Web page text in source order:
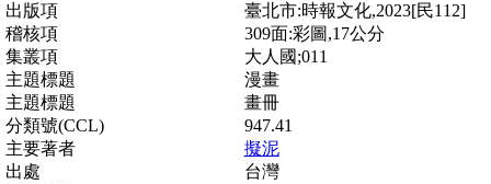
出版項
臺北市:時報文化,2023[民112]
稽核項
309面:彩圖,17公分
集叢項
大人國;011
主題標題
漫畫
主題標題
畫冊
分類號(CCL)
947.41
主要著者
擬泥
出處
台灣